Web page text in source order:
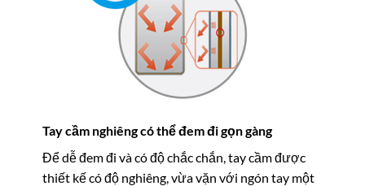
Tay cầm nghiêng có thể đem đi gọn gàng
Để dễ đem đi và có độ chắc chắn, tay cầm được
thiết kế có độ nghiêng, vừa vặn với ngón tay một